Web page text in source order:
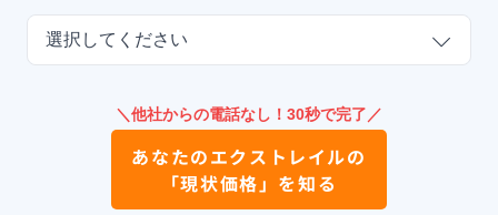
選択してください
＼他社からの電話なし！30秒で完了／
あなたのエクストレイルの
「現状価格」を知る